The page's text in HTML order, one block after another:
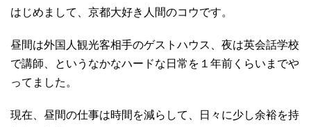
はじめまして、京都大好き人間のコウです。
昼間は外国人観光客相手のゲストハウス、夜は英会話学校
で講師、というなかなハードな日常を１年前くらいまでや
ってました。
現在、昼間の仕事は時間を減らして、日々に少し余裕を持